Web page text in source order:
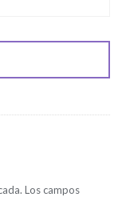
Los campos